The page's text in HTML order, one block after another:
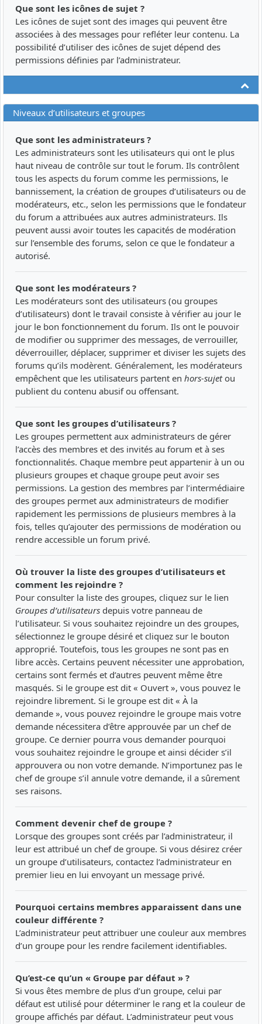
Que sont les icônes de sujet ?
Les icônes de sujet sont des images qui peuvent être
associées à des messages pour refléter leur contenu. La
possibilité d’utiliser des icônes de sujet dépend des
permissions définies par l’administrateur.
Niveaux d’utilisateurs et groupes
Que sont les administrateurs ?
Les administrateurs sont les utilisateurs qui ont le plus
haut niveau de contrôle sur tout le forum. Ils contrôlent
tous les aspects du forum comme les permissions, le
bannissement, la création de groupes d’utilisateurs ou de
modérateurs, etc., selon les permissions que le fondateur
du forum a attribuées aux autres administrateurs. Ils
peuvent aussi avoir toutes les capacités de modération
sur l’ensemble des forums, selon ce que le fondateur a
autorisé.
Que sont les modérateurs ?
Les modérateurs sont des utilisateurs (ou groupes
d’utilisateurs) dont le travail consiste à vérifier au jour le
jour le bon fonctionnement du forum. Ils ont le pouvoir
de modifier ou supprimer des messages, de verrouiller,
déverrouiller, déplacer, supprimer et diviser les sujets des
forums qu’ils modèrent. Généralement, les modérateurs
empêchent que les utilisateurs partent en hors-sujetou
publient du contenu abusif ou offensant.
Que sont les groupes d’utilisateurs ?
Les groupes permettent aux administrateurs de gérer
l’accès des membres et des invités au forum et à ses
fonctionnalités. Chaque membre peut appartenir à un ou
plusieurs groupes et chaque groupe peut avoir ses
permissions. La gestion des membres par l’intermédiaire
des groupes permet aux administrateurs de modifier
rapidement les permissions de plusieurs membres à la
fois, telles qu’ajouter des permissions de modération ou
rendre accessible un forum privé.
Où trouver la liste des groupes d’utilisateurs et
comment les rejoindre ?
Pour consulter la liste des groupes, cliquez sur le lien
Groupes d’utilisateurs depuis votre panneau de
l’utilisateur. Si vous souhaitez rejoindre un des groupes,
sélectionnez le groupe désiré et cliquez sur le bouton
approprié. Toutefois, tous les groupes ne sont pas en
libre accès. Certains peuvent nécessiter une approbation,
certains sont fermés et d’autres peuvent même être
masqués. Si le groupe est dit « Ouvert », vous pouvez le
rejoindre librement. Si le groupe est dit « À la
demande », vous pouvez rejoindre le groupe mais votre
demande nécessitera d’être approuvée par un chef de
groupe. Ce dernier pourra vous demander pourquoi
vous souhaitez rejoindre le groupe et ainsi décider s’il
approuvera ou non votre demande. N’importunez pas le
chef de groupe s’il annule votre demande, il a sûrement
ses raisons.
Comment devenir chef de groupe ?
Lorsque des groupes sont créés par l’administrateur, il
leur est attribué un chef de groupe. Si vous désirez créer
un groupe d’utilisateurs, contactez l’administrateur en
premier lieu en lui envoyant un message privé.
Pourquoi certains membres apparaissent dans une
couleur différente ?
L’administrateur peut attribuer une couleur aux membres
d’un groupe pour les rendre facilement identifiables.
Qu’est-ce qu’un « Groupe par défaut » ?
Si vous êtes membre de plus d’un groupe, celui par
défaut est utilisé pour déterminer le rang et la couleur de
groupe affichés par défaut. L’administrateur peut vous